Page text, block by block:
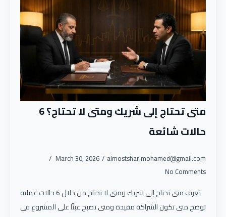
متى تحتاج إلى شريك ومتى لا تحتاج؟ 6
حالات شائعة
almostshar.mohamed@gmail.com
March 30, 2026
No Comments
تعرف متى تحتاج إلى شريك ومتى لا تحتاج من خلال 6 حالات عملية
توضح متى تكون الشراكة مفيدة ومتى تصبح عبئًا على المشروع في